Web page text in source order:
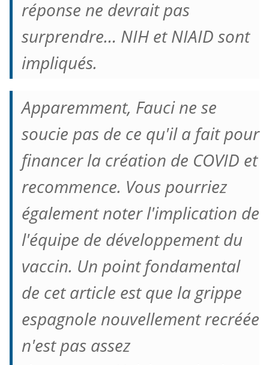
réponse ne devrait pas
surprendre… NIH et NIAID sont
impliqués.
Apparemment, Fauci ne se
soucie pas de ce qu'il a fait pour
financer la création de COVID et
recommence. Vous pourriez
également noter l'implication de
l'équipe de développement du
vaccin. Un point fondamental
de cet article est que la grippe
espagnole nouvellement recréée
n'est pas assez